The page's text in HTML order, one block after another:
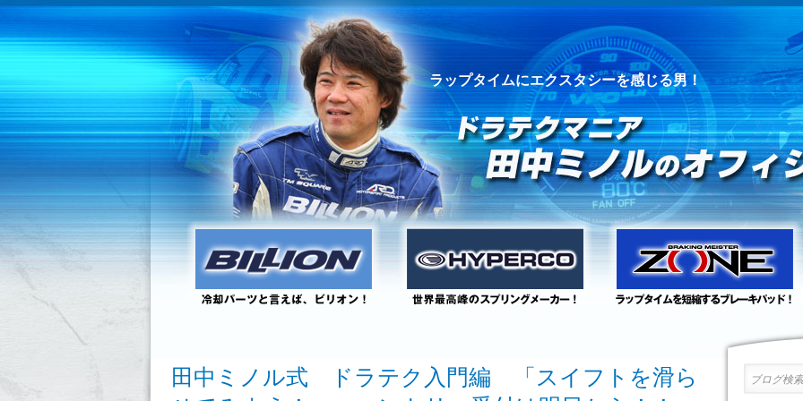
ラップタイムにエクスタシーを感じる男！
田中ミノル式 ドラテク入門編 「スイフトを滑ら
ブログ検